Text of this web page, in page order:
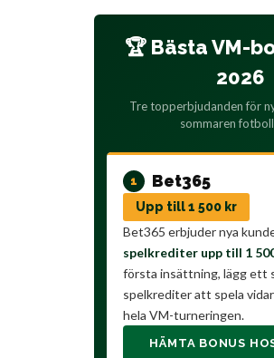
🏆 Bästa VM-
2026
Tre topperbjudanden för
sommaren
1 Bet365
Upp till 1 500 kr
Bet365 erbjuder nya
spelkrediter upp till 1
första insättning, lägg ett
spelkrediter att spela
hela VM-turneringen.
HÄMTA BONUS